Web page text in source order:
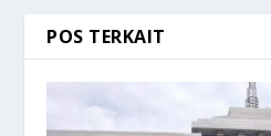
POS TERKAIT